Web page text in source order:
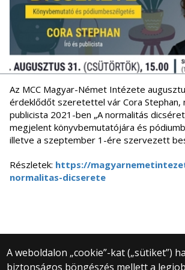
Az MCC Magyar-Német Intézete
érdeklődőt szeretettel vár Cora Stephan,
publicista 2021-ben „A normalitás
megjelent könyvbemutatójára és
illetve a szeptember 1-ére szervezett
Részletek: https://
normalitas-dicserete
A weboldalon „cookie”-kat („sütiket”)
biztonságos böngészés mellett a